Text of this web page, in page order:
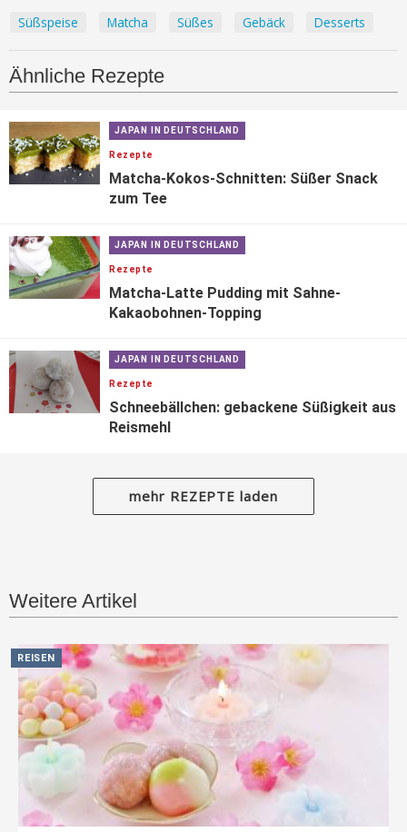
Süßspeise Matcha Süßes Gebäck Desserts
Ähnliche Rezepte
JAPAN IN DEUTSCHLAND
Rezepte
Matcha-Kokos-Schnitten: Süßer Snack
zum Tee
JAPAN IN DEUTSCHLAND
Rezepte
Matcha-Latte Pudding mit Sahne-
Kakaobohnen-Topping
JAPAN IN DEUTSCHLAND
Rezepte
Schneebällchen: gebackene Süßigkeit aus
Reismehl
mehr REZEPTE laden
Weitere Artikel
REISEN